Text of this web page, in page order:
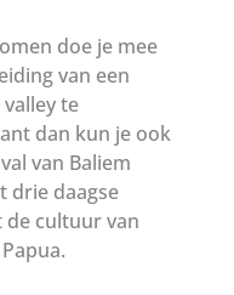
doe je mee
van een
te
dan kun je ook
van Baliem
drie daagse
de cultuur van